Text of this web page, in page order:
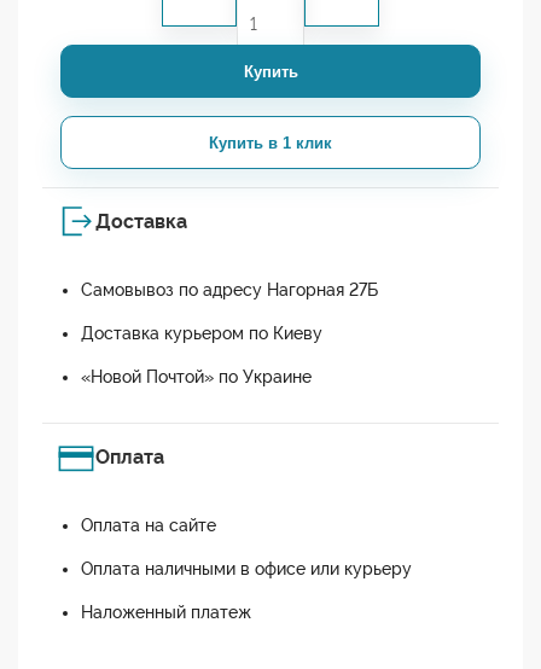
Купить
Купить в 1 клик
Доставка
Самовывоз по адресу Нагорная 27Б
Доставка курьером по Киеву
«Новой Почтой» по Украине
Оплата
Оплата на сайте
Оплата наличными в офисе или курьеру
Наложенный платеж